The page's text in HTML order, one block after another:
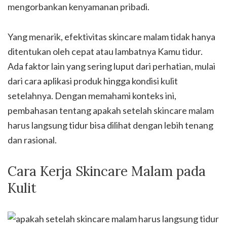
mengorbankan kenyamanan pribadi.
Yang menarik, efektivitas skincare malam tidak hanya
ditentukan oleh cepat atau lambatnya Kamu tidur.
Ada faktor lain yang sering luput dari perhatian, mulai
dari cara aplikasi produk hingga kondisi kulit
setelahnya. Dengan memahami konteks ini,
pembahasan tentang apakah setelah skincare malam
harus langsung tidur bisa dilihat dengan lebih tenang
dan rasional.
Cara Kerja Skincare Malam pada
Kulit